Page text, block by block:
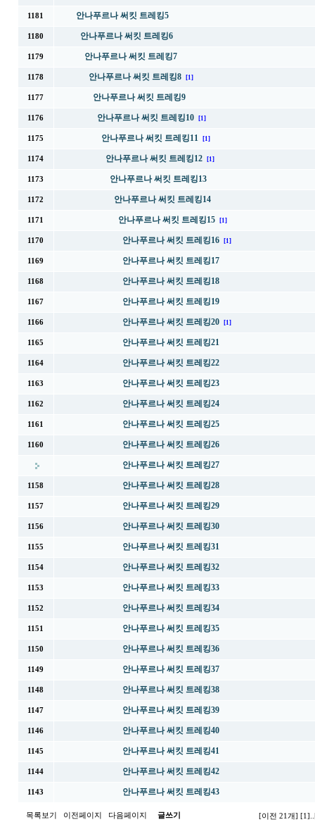
1181 안나푸르나 써킷 트레킹5
1180 안나푸르나 써킷 트레킹6
1179 안나푸르나 써킷 트레킹7
1178 안나푸르나 써킷 트레킹8 [1]
1177 안나푸르나 써킷 트레킹9
1176 안나푸르나 써킷 트레킹10 [1]
1175 안나푸르나 써킷 트레킹11 [1]
1174 안나푸르나 써킷 트레킹12 [1]
1173 안나푸르나 써킷 트레킹13
1172 안나푸르나 써킷 트레킹14
1171 안나푸르나 써킷 트레킹15 [1]
1170 안나푸르나 써킷 트레킹16 [1]
1169 안나푸르나 써킷 트레킹17
1168 안나푸르나 써킷 트레킹18
1167 안나푸르나 써킷 트레킹19
1166 안나푸르나 써킷 트레킹20 [1]
1165 안나푸르나 써킷 트레킹21
1164 안나푸르나 써킷 트레킹22
1163 안나푸르나 써킷 트레킹23
1162 안나푸르나 써킷 트레킹24
1161 안나푸르나 써킷 트레킹25
1160 안나푸르나 써킷 트레킹26
안나푸르나 써킷 트레킹27
1158 안나푸르나 써킷 트레킹28
1157 안나푸르나 써킷 트레킹29
1156 안나푸르나 써킷 트레킹30
1155 안나푸르나 써킷 트레킹31
1154 안나푸르나 써킷 트레킹32
1153 안나푸르나 써킷 트레킹33
1152 안나푸르나 써킷 트레킹34
1151 안나푸르나 써킷 트레킹35
1150 안나푸르나 써킷 트레킹36
1149 안나푸르나 써킷 트레킹37
1148 안나푸르나 써킷 트레킹38
1147 안나푸르나 써킷 트레킹39
1146 안나푸르나 써킷 트레킹40
1145 안나푸르나 써킷 트레킹41
1144 안나푸르나 써킷 트레킹42
1143 안나푸르나 써킷 트레킹43
목록보기 이전페이지 다음페이지 글쓰기 [이전 21개] [1]